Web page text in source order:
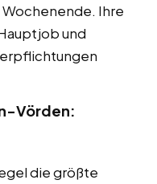
Ihre
und
Vörden:
die größte